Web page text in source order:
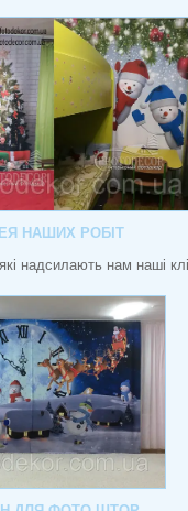
НАШИХ РОБІТ
надсилають нам наші